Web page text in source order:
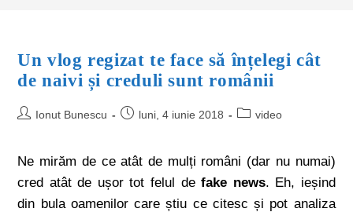
Un vlog regizat te face să înțelegi cât
de naivi și creduli sunt românii
Ionut Bunescu luni, 4 iunie 2018 video
Ne mirăm de ce atât de mulți români (dar nu numai)
cred atât de ușor tot felul defake news. Eh, ieșind
din bula oamenilor care știu ce citesc și pot analiza